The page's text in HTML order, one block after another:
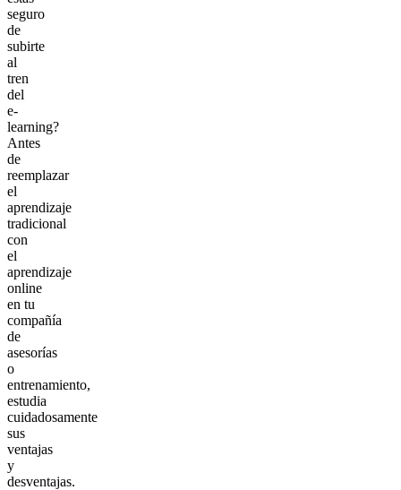
seguro
de
subirte
al
tren
del
e-
learning?
Antes
de
reemplazar
el
aprendizaje
tradicional
con
el
aprendizaje
online
en tu
compañía
de
asesorías
o
entrenamiento,
estudia
cuidadosamente
sus
ventajas
y
desventajas.